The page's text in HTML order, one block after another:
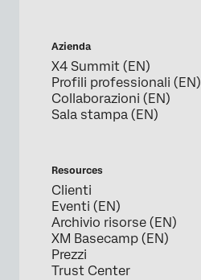
Azienda
X4 Summit (EN)
Profili professionali (EN)
Collaborazioni (EN)
Sala stampa (EN)
Resources
Clienti
Eventi (EN)
Archivio risorse (EN)
XM Basecamp (EN)
Prezzi
Trust Center